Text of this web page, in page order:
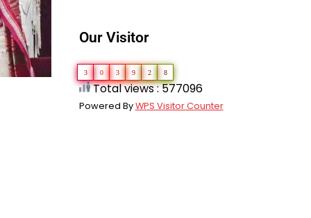
Our Visitor
3 0 3 9 2 8
Total views : 577096
Powered ByWPS Visitor Counter